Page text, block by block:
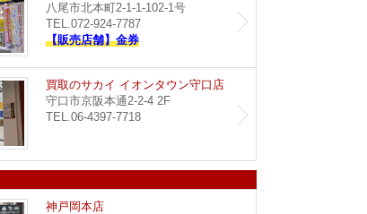
八尾市北本町2-1-1-102-1号
TEL.072-924-7787
【販売店舗】金券
取のサカイ イズミヤ八尾店
買取のサカイ イオンタウン守口店
守口市京阪本通2-2-4 2F
TEL.06-4397-7718
オンモール神戸南店
神戸岡本店